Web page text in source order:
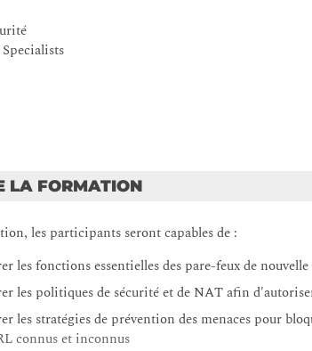
LA FORMATION
les participants seront capables de :
les fonctions essentielles des pare-feux de
les politiques de sécurité et de NAT afin
les stratégies de prévention des menaces pour
connus et inconnus